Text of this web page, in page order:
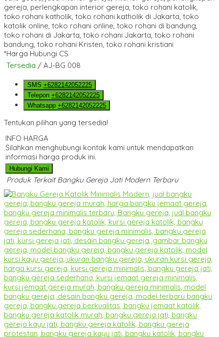
*Harga Hubungi CS
Tersedia / AJ-BG 008
SMS +6282142052225
Telepon +6282142052225
Whatsapp +6282142052225
Tentukan pilihan yang tersedia!
INFO HARGA
Silahkan menghubungi kontak kami untuk mendapatkan
informasi harga produk ini.
Hubungi Kami
Produk Terkait Bangku Gereja Jati Modern Terbaru